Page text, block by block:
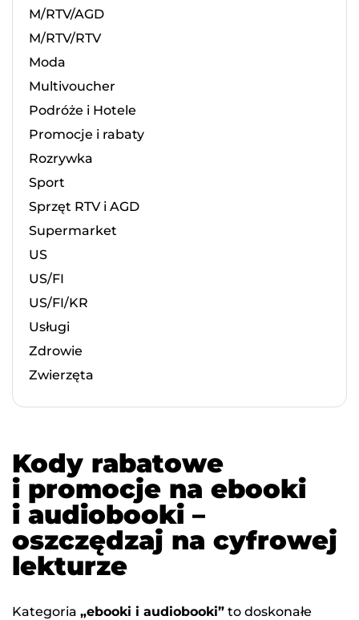
M/RTV/AGD
M/RTV/RTV
Moda
Multivoucher
Podróże i Hotele
Promocje i rabaty
Rozrywka
Sport
Sprzęt RTV i AGD
Supermarket
US
US/FI
US/FI/KR
Usługi
Zdrowie
Zwierzęta
Kody rabatowe
i promocje na ebooki
i audiobooki –
oszczędzaj na cyfrowej
lekturze
Kategoria „ebooki i audiobooki” to doskonałe